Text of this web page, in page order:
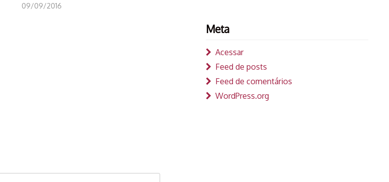
09/09/2016
Meta
Acessar
Feed de posts
Feed de comentários
WordPress.org